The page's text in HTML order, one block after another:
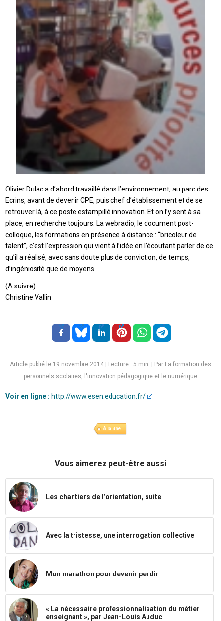
Olivier Dulac a d’abord travaillé dans l’environnement, au parc des
Ecrins, avant de devenir CPE, puis chef d’établissement et de se
retrouver là, à ce poste estampillé innovation. Et on l’y sent à sa
place, en recherche toujours. La webradio, le document post-
colloque, les formations en présence à distance : “bricoleur de
talent”, c’est l’expression qui vient à l’idée en l’écoutant parler de ce
qu’il a réalisé, avec sans doute plus de conviction, de temps,
d’ingéniosité que de moyens.
(A suivre)
Christine Vallin
Article publié le 19 novembre 2014|Lecture : 5 min. | Par La formation des
personnels scolaires, l'innovation pédagogique et le numérique
Voir en ligne : http://www.esen.education.fr/
A la une
Vous aimerez peut-être aussi
Les chantiers de l’orientation, suite
Avec la tristesse, une interrogation collective
Mon marathon pour devenir perdir
« La nécessaire professionnalisation du métier
enseignant », par Jean-Louis Auduc